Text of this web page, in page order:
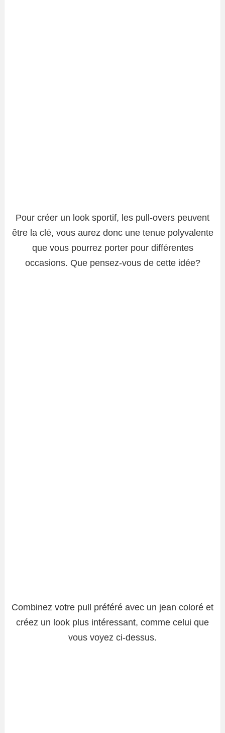
Pour créer un look sportif, les pull-overs peuvent
être la clé, vous aurez donc une tenue polyvalente
que vous pourrez porter pour différentes
occasions. Que pensez-vous de cette idée?
Combinez votre pull préféré avec un jean coloré et
créez un look plus intéressant, comme celui que
vous voyez ci-dessus.